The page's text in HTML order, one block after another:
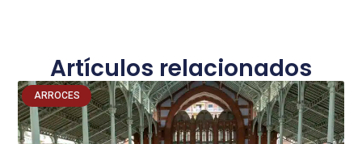
Artículos relacionados
ARROCES